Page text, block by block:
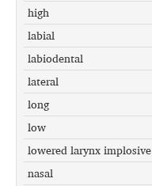
high
labial
labiodental
lateral
long
low
lowered larynx implosive
nasal